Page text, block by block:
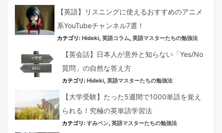
【英語】リスニングに使えるおすすめのアニメ
系YouTubeチャンネル7選！
カテゴリ: Hideki, 英語コラム, 英語マスターたちの勉強法
【英会話】日本人が意外と知らない「Yes/No
質問」の自然な答え方
カテゴリ: Hideki, 英語マスターたちの勉強法
【大学受験】たった5週間で1000単語を覚え
られる！究極の英単語学習法
カテゴリ: すみペン, 英語マスターたちの勉強法